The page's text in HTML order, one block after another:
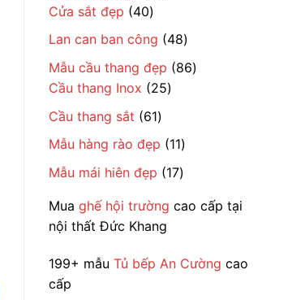
phẩm
Cửa sắt đẹp 4040
sản
phẩm
Lan can ban công 4848
sản
phẩm
Mẫu cầu thang đẹp 8686
Cầu thang Inox 2525
Cầu thang sắt 6161
sản
phẩm
Mẫu hàng rào đẹp 1111
sản
phẩm
Mẫu mái hiên đẹp 1717
phẩm
Mua ghế hội trường cao cấp tại
nội thất Đức Khang
199+ mẫu Tủ bếp An Cường cao
cấp